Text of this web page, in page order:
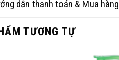
dẫn thanh toán & Mua hàng
TƯƠNG TỰ